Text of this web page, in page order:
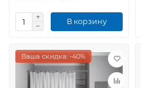
В корзину
Ваша скидка: -40%